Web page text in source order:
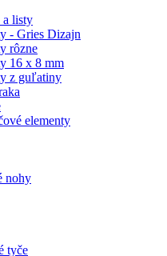
a listy
- Gries Dizajn
rôzne
16 x 8 mm
z guľatiny
elementy
nohy
tyče